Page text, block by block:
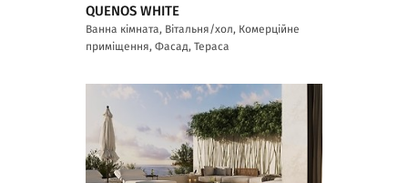
QUENOS WHITE
Ванна кімната, Вітальня/хол, Комерційне
приміщення, Фасад, Тераса